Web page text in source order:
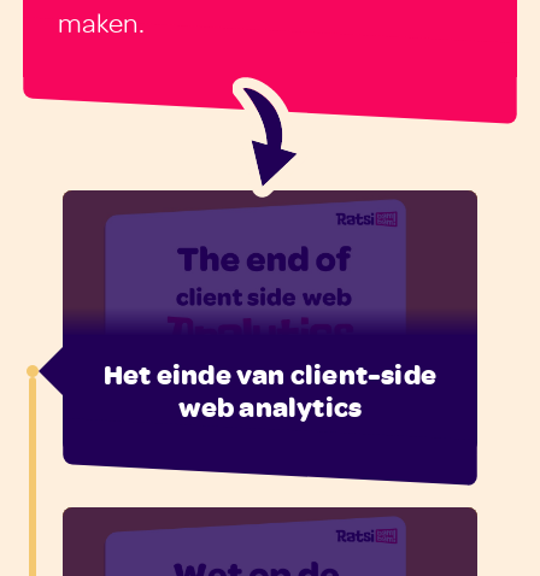
maken.
Het einde van client-side
web analytics